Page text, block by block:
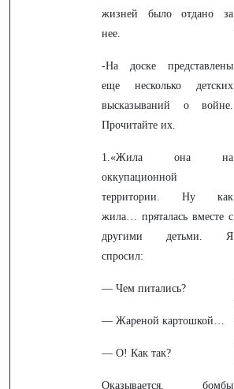
жизней было отдано за
нее.
-На доске представлены
еще несколько детских
высказываний о войне.
Прочитайте их.
1.«Жила она на
оккупационной
территории. Ну как
жила… пряталась вместе с
другими детьми. Я
спросил:
— Чем питались?
— Жареной картошкой…
— О! Как так?
Оказывается, бомбы